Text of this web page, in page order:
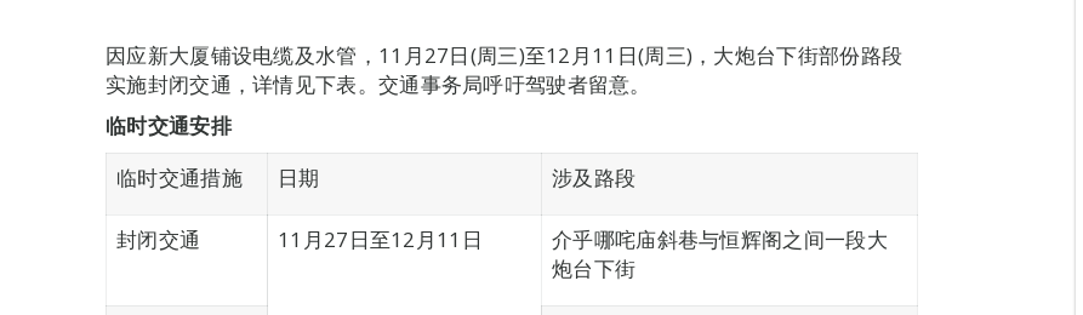
因应新大厦铺设电缆及水管，11月27日(周三)至12月11日(周三)，大炮台下街部份路段
实施封闭交通，详情见下表。交通事务局呼吁驾驶者留意。
临时交通安排
临时交通措施
日期 涉及路段
封闭交通 11月27日至12月11日
介乎哪咤庙斜巷与恒辉阁之间一段大
炮台下街